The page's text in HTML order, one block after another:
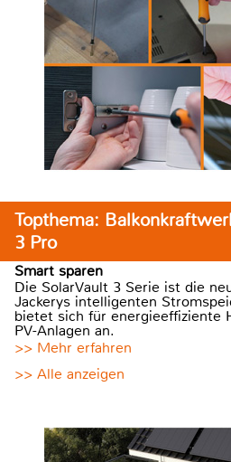
Topthema:
3 Pro
Smart sparen
Die SolarVault 3 Serie ist die
Jackerys intelligenten
bietet sich für energieeffiziente
PV-Anlagen an.
>> Mehr erfahren
>> Alle anzeigen